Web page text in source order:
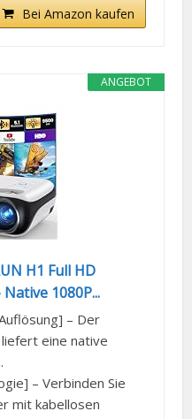
Bei Amazon kaufen
ANGEBOT
H1 Full HD
1080P...
– Der
eine native
– Verbinden Sie
mit kabellosen